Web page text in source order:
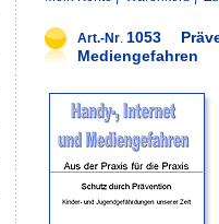
Art.-Nr. 1053
Mediengefahren